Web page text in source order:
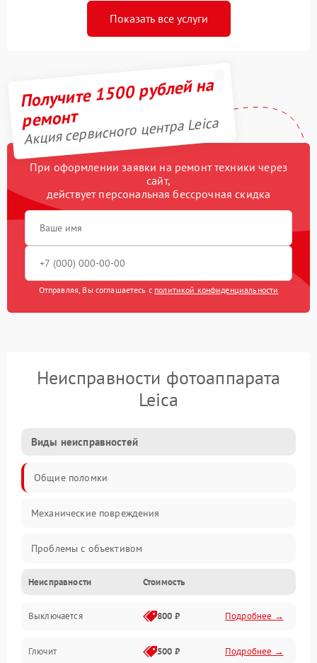
Показать все услуги
Получите 1500 рублей на
ремонт
Акция сервисного центра Leica
При оформлении заявки на ремонт техники через
сайт,
действует персональная бессрочная скидка
Отправляя, Вы соглашаетесь с политикой конфиденциальности
Неисправности фотоаппарата
Leica
Виды неисправностей
Общие поломки
Механические повреждения
Проблемы с объективом
Электронные ошибки
Механические проблемы
Матрица и оптика
Неисправности Стоимость
Выключается 800 ₽ Подробнее →
Глючит 500 ₽ Подробнее →